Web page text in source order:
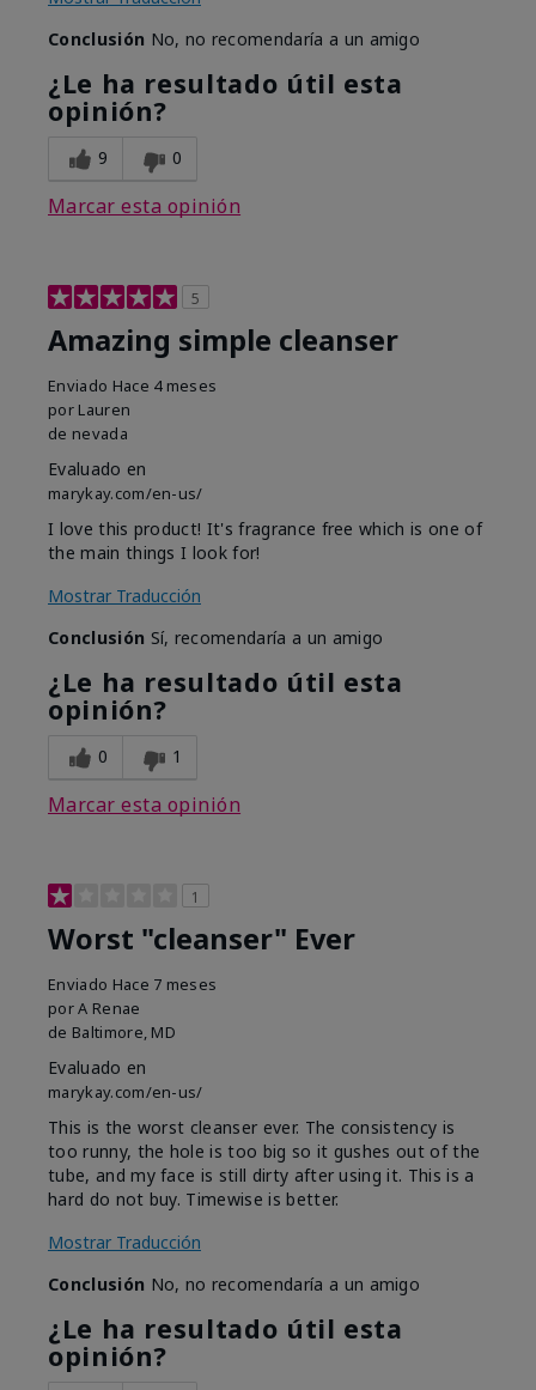
Conclusión No, no recomendaría a un amigo
¿Le ha resultado útil esta
opinión?
9 0
Marcar esta opinión
5
Amazing simple cleanser
Enviado Hace 4 meses
por Lauren
de nevada
Evaluado en
marykay.com/en-us/
I love this product! It's fragrance free which is one of
the main things I look for!
Mostrar Traducción
Conclusión Sí, recomendaría a un amigo
¿Le ha resultado útil esta
opinión?
0 1
Marcar esta opinión
1
Worst "cleanser" Ever
Enviado Hace 7 meses
porA Renae
de Baltimore, MD
Evaluado en
marykay.com/en-us/
This is the worst cleanser ever. The consistency is
too runny, the hole is too big so it gushes out of the
tube, and my face is still dirty after using it. This is a
hard do not buy. Timewise is better.
Mostrar Traducción
Conclusión No, no recomendaría a un amigo
¿Le ha resultado útil esta
opinión?